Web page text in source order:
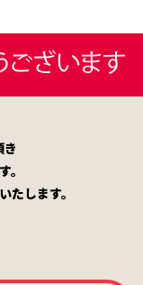
。
たします。